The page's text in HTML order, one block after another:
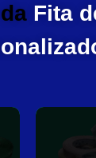
Fita